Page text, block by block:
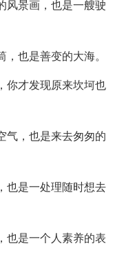
风景画，也是一艘驶
也是善变的大海。
你才发现原来坎坷也
气，也是来去匆匆的
也是一处理随时想去
也是一个人素养的表